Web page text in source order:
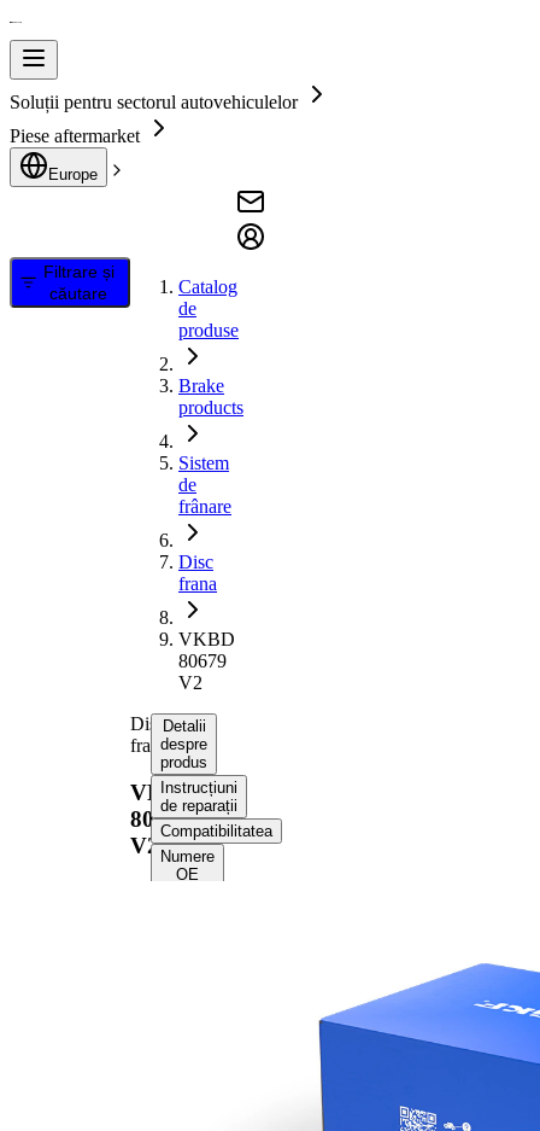
Soluții pentru sectorul autovehiculelor
Piese aftermarket
Europe
Filtrare și
căutare
Catalog
de
produse
Brake
products
Sistem
de
frânare
Disc
frana
VKBD
80679
V2
Disc
frana
VKBD
80679
V2
Detalii
despre
produs
Instrucțiuni
de reparații
Compatibilitatea
Numere
OE